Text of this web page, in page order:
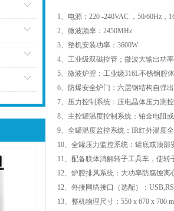
1、电源：220 -240VAC ，50/60Hz，
2、微波频率：2450MHz
3、整机安装功率：3600W
4、工业级双磁控管；微波大输出功
5、微波炉腔：工业级316L不锈钢腔
6、防爆安全炉门：六层钢结构自弹
7、压力控制系统：压电晶体压力测
8、主控罐温度控制系统：铂金电阻
9、全罐温度监控系统：IR红外温度
10、全罐压力监控系统：罐底或顶
11、配备联体消解转子工具车，使
12、炉腔排风系统：大功率防腐蚀离
12、外接网络接口（选配）：
13、整机物理尺寸：550 x 670 x 700